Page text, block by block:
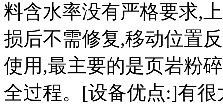
料含水率没有严格要求,
损后不需修复,移动位置
使用,最主要的是页岩粉
全过程。[设备优点:]有